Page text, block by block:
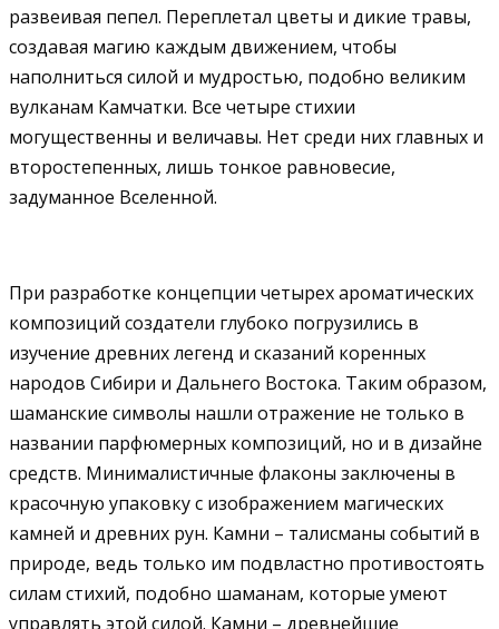
развеивая пепел. Переплетал цветы и дикие травы,
создавая магию каждым движением, чтобы
наполниться силой и мудростью, подобно великим
вулканам Камчатки. Все четыре стихии
могущественны и величавы. Нет среди них главных и
второстепенных, лишь тонкое равновесие,
задуманное Вселенной.
При разработке концепции четырех ароматических
композиций создатели глубоко погрузились в
изучение древних легенд и сказаний коренных
народов Сибири и Дальнего Востока. Таким образом,
шаманские символы нашли отражение не только в
названии парфюмерных композиций, но и в дизайне
средств. Минималистичные флаконы заключены в
красочную упаковку с изображением магических
камней и древних рун. Камни – талисманы событий в
природе, ведь только им подвластно противостоять
силам стихий, подобно шаманам, которые умеют
управлять этой силой. Камни – древнейшие